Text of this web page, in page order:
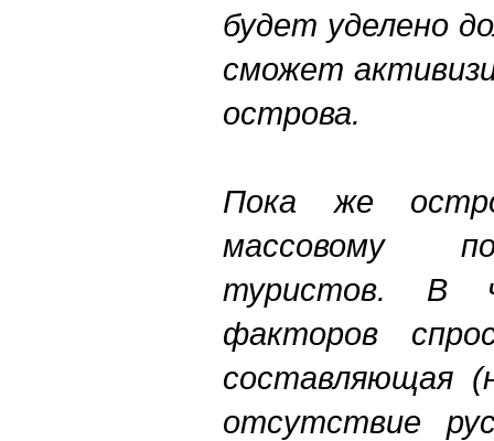
будет уделено
сможет
острова.
Пока же
массовому
туристов. В
факторов
составляющая (
отсутствие